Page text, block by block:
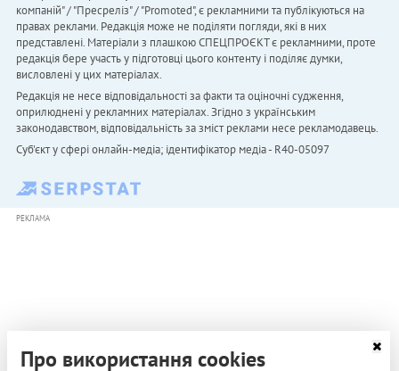
компаній" / "Пресреліз" / "Promoted", є рекламними та публікуються на
правах реклами. Редакція може не поділяти погляди, які в них
представлені. Матеріали з плашкою СПЕЦПРОЄКТ є рекламними, проте
редакція бере участь у підготовці цього контенту і поділяє думки,
висловлені у цих матеріалах.
Редакція не несе відповідальності за факти та оціночні судження,
оприлюднені у рекламних матеріалах. Згідно з українським
законодавством, відповідальність за зміст реклами несе рекламодавець.
Cуб'єкт у сфері онлайн-медіа; ідентифікатор медіа - R40-05097
РЕКЛАМА
Про використання cookies